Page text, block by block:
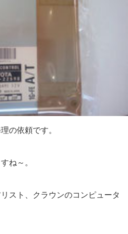
の依頼です。
ね～。
スト、クラウンのコンピュータ